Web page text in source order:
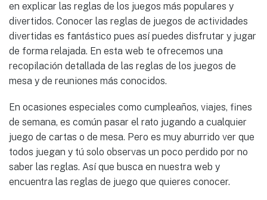
en explicar las reglas de los juegos más populares y
divertidos. Conocer las reglas de juegos de actividades
divertidas es fantástico pues así puedes disfrutar y jugar
de forma relajada. En esta web te ofrecemos una
recopilación detallada de las reglas de los juegos de
mesa y de reuniones más conocidos.
En ocasiones especiales como cumpleaños, viajes, fines
de semana, es común pasar el rato jugando a cualquier
juego de cartas o de mesa. Pero es muy aburrido ver que
todos juegan y tú solo observas un poco perdido por no
saber las reglas. Así que busca en nuestra web y
encuentra las reglas de juego que quieres conocer.